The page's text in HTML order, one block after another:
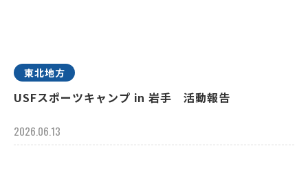
東北地方
USFスポーツキャンプ in 岩手 活動報告
2026.06.13